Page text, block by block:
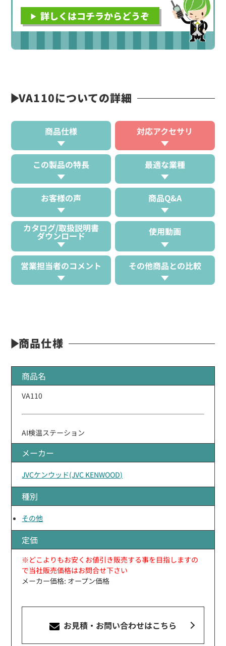
詳しくはコチラからどうぞ
VA110についての詳細
商品仕様 対応アクセサリ
この製品の特長 最適な業種
お客様の声 商品Q&A
カタログ/取扱説明書
ダウンロード 使用動画
営業担当者のコメント その他商品との比較
商品仕様
商品名
VA110
AI検温ステーション
メーカー
JVCケンウッド(JVC KENWOOD)
種別
その他
定価
※どこよりもお安くお値引き販売する事を目指しますの
で当社販売価格はお問合せ下さい
メーカー価格: オープン価格
お見積・お問い合わせはこちら